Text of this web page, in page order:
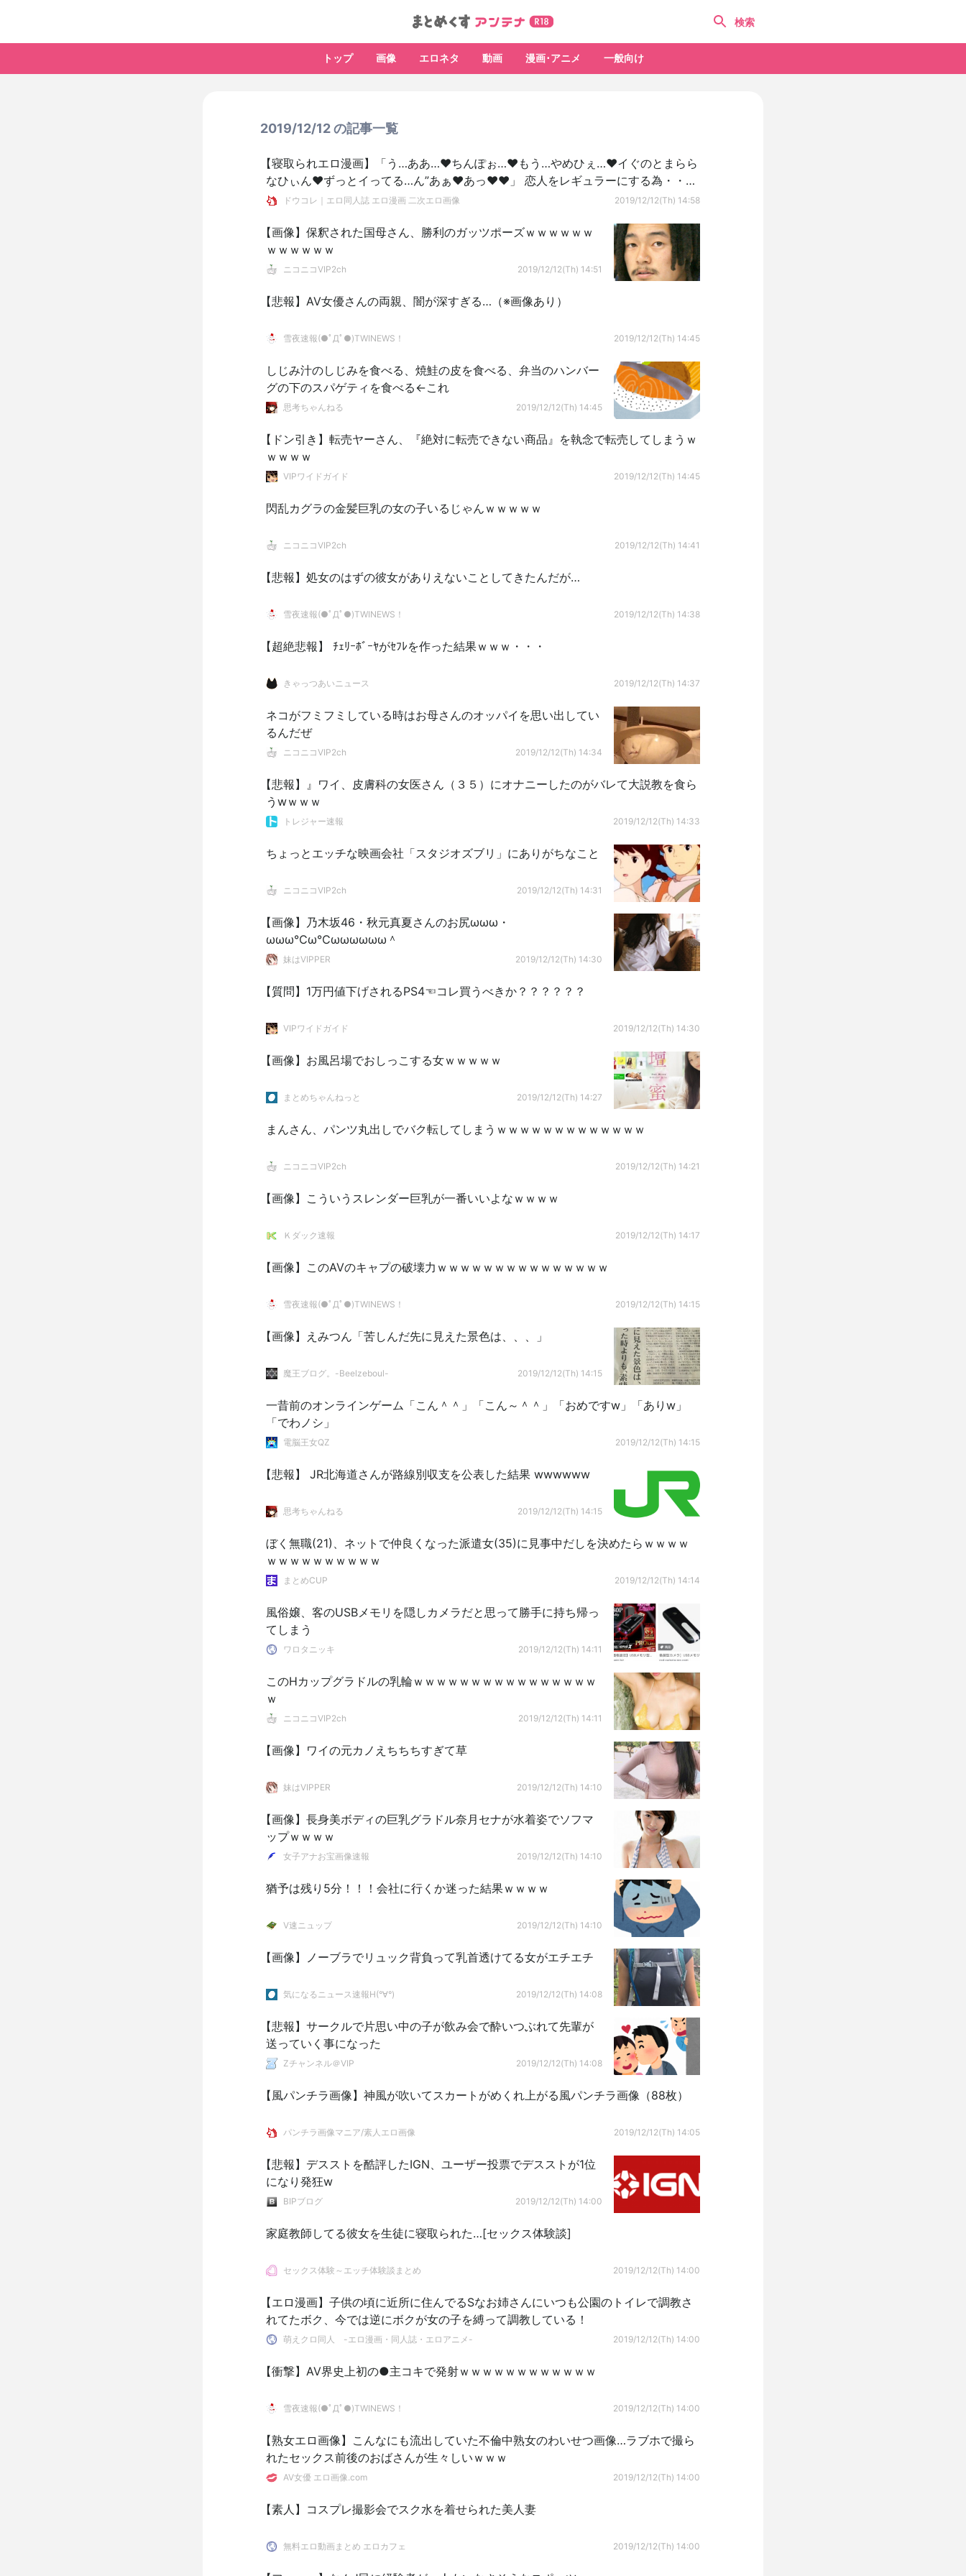
トップ 画像 エロネタ 動画 漫画･アニメ 一般向け
2019/12/12 の記事一覧
【寝取られエロ漫画】「う…ああ…♥ちんぽぉ…♥もう…やめひぇ…♥イぐのとまらら
なひぃん♥ずっとイってる…ん”あぁ♥あっ♥♥」 恋人をレギュラーにする為・・・
監督の言いなりになって
ドウコレ｜エロ同人誌 エロ漫画 二次エロ画像 2019/12/12(Th) 14:58
【画像】保釈された国母さん、勝利のガッツポーズｗｗｗｗｗｗ
ｗｗｗｗｗｗ
ニコニコVIP2ch 2019/12/12(Th) 14:51
【悲報】AV女優さんの両親、闇が深すぎる…（※画像あり）
雪夜速報(●ﾟДﾟ●)TWINEWS！ 2019/12/12(Th) 14:45
しじみ汁のしじみを食べる、焼鮭の皮を食べる、弁当のハンバー
グの下のスパゲティを食べる←これ
思考ちゃんねる 2019/12/12(Th) 14:45
【ドン引き】転売ヤーさん、『絶対に転売できない商品』を執念で転売してしまうｗ
ｗｗｗｗ
VIPワイドガイド 2019/12/12(Th) 14:45
閃乱カグラの金髪巨乳の女の子いるじゃんｗｗｗｗｗ
ニコニコVIP2ch 2019/12/12(Th) 14:41
【悲報】処女のはずの彼女がありえないことしてきたんだが…
雪夜速報(●ﾟДﾟ●)TWINEWS！ 2019/12/12(Th) 14:38
【超絶悲報】 ﾁｪﾘｰﾎﾞｰﾔがｾﾌﾚを作った結果ｗｗｗ・・・
きゃっつあいニュース 2019/12/12(Th) 14:37
ネコがフミフミしている時はお母さんのオッパイを思い出してい
るんだぜ
ニコニコVIP2ch 2019/12/12(Th) 14:34
【悲報】』ワイ、皮膚科の女医さん（３５）にオナニーしたのがバレて大説教を食ら
うwｗｗｗ
トレジャー速報 2019/12/12(Th) 14:33
ちょっとエッチな映画会社「スタジオズブリ」にありがちなこと
ニコニコVIP2ch 2019/12/12(Th) 14:31
【画像】乃木坂46・秋元真夏さんのお尻ωωω・
ωωω℃ω℃ωωωωωω＾
妹はVIPPER 2019/12/12(Th) 14:30
【質問】1万円値下げされるPS4☜コレ買うべきか？？？？？？
VIPワイドガイド 2019/12/12(Th) 14:30
【画像】お風呂場でおしっこする女ｗｗｗｗｗ
まとめちゃんねっと 2019/12/12(Th) 14:27
まんさん、パンツ丸出しでバク転してしまうｗｗｗｗｗｗｗｗｗｗｗｗｗ
ニコニコVIP2ch 2019/12/12(Th) 14:21
【画像】こういうスレンダー巨乳が一番いいよなｗｗｗｗ
Ｋダック速報 2019/12/12(Th) 14:17
【画像】このAVのキャプの破壊力ｗｗｗｗｗｗｗｗｗｗｗｗｗｗｗ
雪夜速報(●ﾟДﾟ●)TWINEWS！ 2019/12/12(Th) 14:15
【画像】えみつん「苦しんだ先に見えた景色は、、、」
魔王ブログ。-Beelzeboul- 2019/12/12(Th) 14:15
一昔前のオンラインゲーム「こん＾＾」「こん～＾＾」「おめですw」「ありw」
「でわノシ」
電脳王女QZ 2019/12/12(Th) 14:15
【悲報】 JR北海道さんが路線別収支を公表した結果 wwwwww
思考ちゃんねる 2019/12/12(Th) 14:15
ぼく無職(21)、ネットで仲良くなった派遣女(35)に見事中だしを決めたらｗｗｗｗ
ｗｗｗｗｗｗｗｗｗｗ
まとめCUP 2019/12/12(Th) 14:14
風俗嬢、客のUSBメモリを隠しカメラだと思って勝手に持ち帰っ
てしまう
ワロタニッキ 2019/12/12(Th) 14:11
このHカップグラドルの乳輪ｗｗｗｗｗｗｗｗｗｗｗｗｗｗｗｗ
ｗ
ニコニコVIP2ch 2019/12/12(Th) 14:11
【画像】ワイの元カノえちちちすぎて草
妹はVIPPER 2019/12/12(Th) 14:10
【画像】長身美ボディの巨乳グラドル奈月セナが水着姿でソフマ
ップｗｗｗｗ
女子アナお宝画像速報 2019/12/12(Th) 14:10
猶予は残り5分！！！会社に行くか迷った結果ｗｗｗｗ
V速ニュップ 2019/12/12(Th) 14:10
【画像】ノーブラでリュック背負って乳首透けてる女がエチエチ
気になるニュース速報H(°∀°) 2019/12/12(Th) 14:08
【悲報】サークルで片思い中の子が飲み会で酔いつぶれて先輩が
送っていく事になった
Zチャンネル＠VIP 2019/12/12(Th) 14:08
【風パンチラ画像】神風が吹いてスカートがめくれ上がる風パンチラ画像（88枚）
パンチラ画像マニア/素人エロ画像 2019/12/12(Th) 14:05
【悲報】デスストを酷評したIGN、ユーザー投票でデスストが1位
になり発狂w
BIPブログ 2019/12/12(Th) 14:00
家庭教師してる彼女を生徒に寝取られた…[セックス体験談]
セックス体験～エッチ体験談まとめ 2019/12/12(Th) 14:00
【エロ漫画】子供の頃に近所に住んでるSなお姉さんにいつも公園のトイレで調教さ
れてたボク、今では逆にボクが女の子を縛って調教している！
萌えクロ同人 -エロ漫画・同人誌・エロアニメ- 2019/12/12(Th) 14:00
【衝撃】AV界史上初の●主コキで発射ｗｗｗｗｗｗｗｗｗｗｗｗ
雪夜速報(●ﾟДﾟ●)TWINEWS！ 2019/12/12(Th) 14:00
【熟女エロ画像】こんなにも流出していた不倫中熟女のわいせつ画像…ラブホで撮ら
れたセックス前後のおばさんが生々しいｗｗｗ
AV女優 エロ画像.com 2019/12/12(Th) 14:00
【素人】コスプレ撮影会でスク水を着せられた美人妻
無料エロ動画まとめ エロカフェ 2019/12/12(Th) 14:00